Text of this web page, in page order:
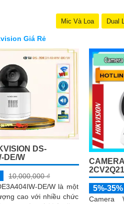
Mic Và Loa Dual
Giá Rẻ
DS-
DE/W
10,000,000 ₫
DE/W là một
cao với nhiều chức
5%-35%
Camera